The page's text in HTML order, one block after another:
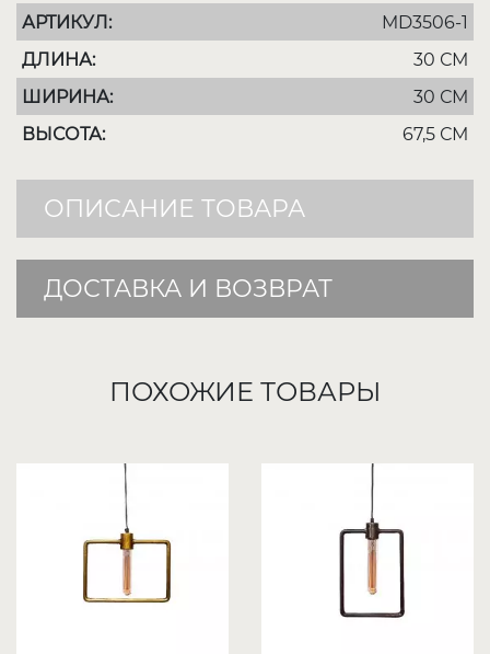
АРТИКУЛ:
MD3506-1
ДЛИНА:
30 СМ
ШИРИНА:
30 СМ
ВЫСОТА:
67,5 СМ
ОПИСАНИЕ ТОВАРА
ДОСТАВКА И ВОЗВРАТ
ПОХОЖИЕ ТОВАРЫ